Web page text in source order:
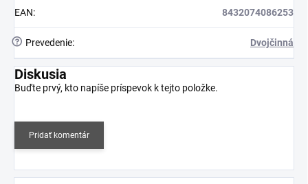
EAN: 8432074086253
? Prevedenie: Dvojčinná
Diskusia
Buďte prvý, kto napíše príspevok k tejto položke.
Pridať komentár